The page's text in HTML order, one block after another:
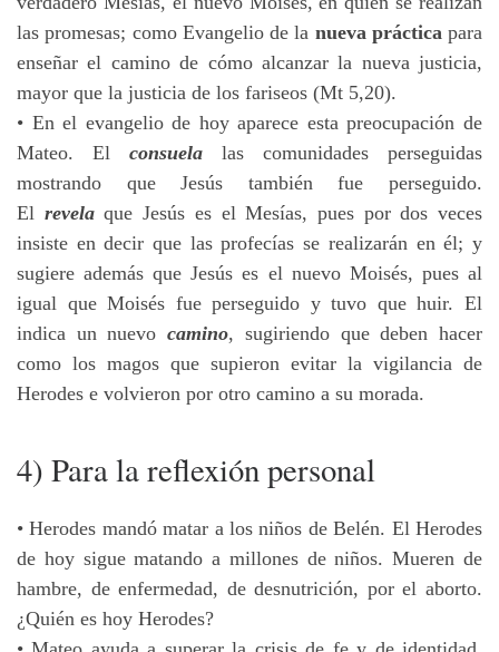
las promesas; como Evangelio de la nueva práctica para
enseñar el camino de cómo alcanzar la nueva justicia,
mayor que la justicia de los fariseos (Mt 5,20).
• En el evangelio de hoy aparece esta preocupación de
Mateo. El consuela las comunidades perseguidas
mostrando que Jesús también fue perseguido.
El revelaque Jesús es el Mesías, pues por dos veces
insiste en decir que las profecías se realizarán en él; y
sugiere además que Jesús es el nuevo Moisés, pues al
igual que Moisés fue perseguido y tuvo que huir. El
indica un nuevocamino, sugiriendo que deben hacer
como los magos que supieron evitar la vigilancia de
Herodes e volvieron por otro camino a su morada.
4) Para la reflexión personal
• Herodes mandó matar a los niños de Belén. El Herodes
de hoy sigue matando a millones de niños. Mueren de
hambre, de enfermedad, de desnutrición, por el aborto.
¿Quién es hoy Herodes?